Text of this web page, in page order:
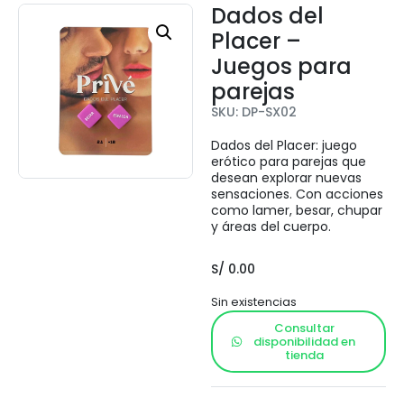
Dados del
Placer –
Juegos para
parejas
SKU: DP-SX02
Dados del Placer: juego
erótico para parejas que
desean explorar nuevas
sensaciones. Con acciones
como lamer, besar, chupar
y áreas del cuerpo.
S/ 0.00
Sin existencias
Consultar
disponibilidad en
tienda